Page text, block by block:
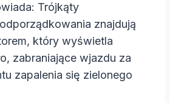
Trójkąty
znajdują
który wyświetla
zabraniające wjazdu za
zapalenia się zielonego